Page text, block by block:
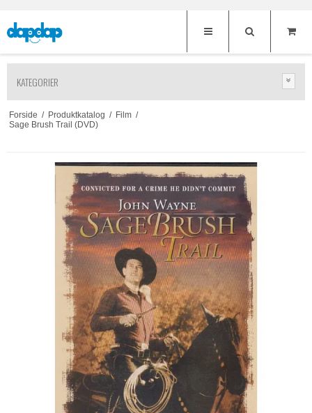
KATEGORIER
Forside / Produktkatalog / Film /
Sage Brush Trail (DVD)